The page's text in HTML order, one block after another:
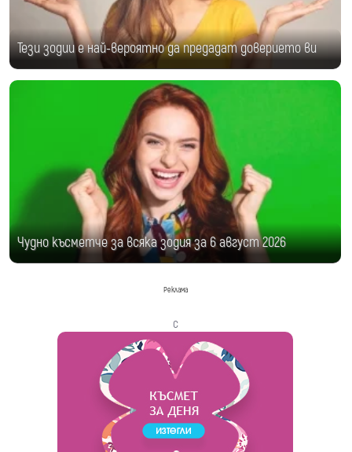
Тези зодии е най-вероятно да предадат доверието ви
Чудно късметче за всяка зодия за 6 август 2026
Реклама
с